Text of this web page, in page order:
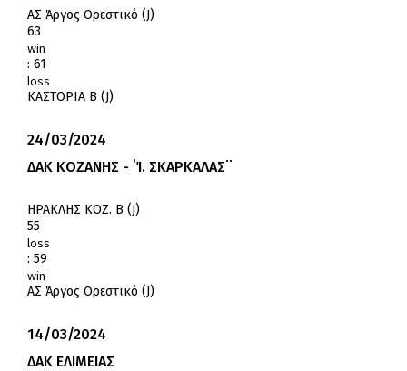
ΑΣ Άργος Ορεστικό (J)
63
win
: 61
loss
ΚΑΣΤΟΡΙΑ Β (J)
24/03/2024
ΔΑΚ ΚΟΖΑΝΗΣ - ΄Ί. ΣΚΑΡΚΑΛΑΣ¨
ΗΡΑΚΛΗΣ ΚΟΖ. Β (J)
55
loss
: 59
win
ΑΣ Άργος Ορεστικό (J)
14/03/2024
ΔΑΚ ΕΛΙΜΕΙΑΣ